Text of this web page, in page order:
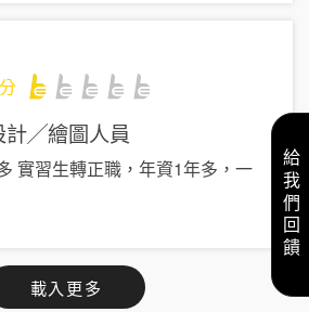
分
計╱繪圖人員
實習生轉正職，年資1年多，一
載入更多
給我們回饋